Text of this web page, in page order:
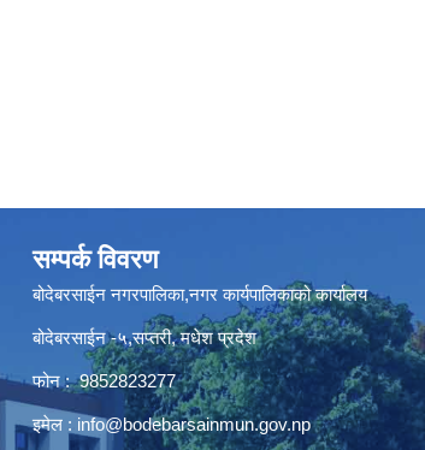
सम्पर्क विवरण
बोदेबरसाईन नगरपालिका,नगर कार्यपालिकाको कार्यालय
बोदेबरसाईन -५,सप्तरी, मधेश प्रदेश
फोन : 9852823277
इमेल : info@bodebarsainmun.gov.np